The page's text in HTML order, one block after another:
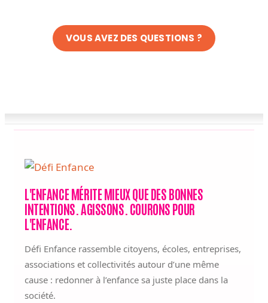
VOUS AVEZ DES QUESTIONS ?
L'ENFANCE MÉRITE MIEUX QUE DES BONNES
INTENTIONS. AGISSONS. COURONS POUR
L'ENFANCE.
Défi Enfance rassemble citoyens, écoles, entreprises,
associations et collectivités autour d’une même
cause : redonner à l’enfance sa juste place dans la
société.